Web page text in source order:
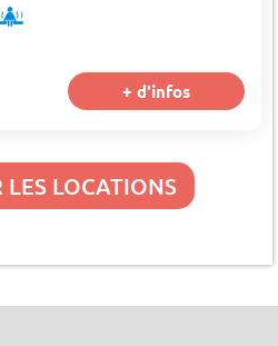
+ d'infos
LES LOCATIONS